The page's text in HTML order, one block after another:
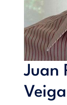
cancelar un
estratégicos
desglose del
tasas de
del riesgo
tasas diferentes
análisis de las
se diferencia
Juan
Veiga